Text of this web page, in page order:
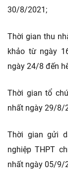
30/8/2021;
Thời gian thu
khảo từ ngày
ngày 24/8 đến
Thời gian tổ
nhất ngày 29/8/
Thời gian gửi
nghiệp THPT
nhất ngày 05/9/